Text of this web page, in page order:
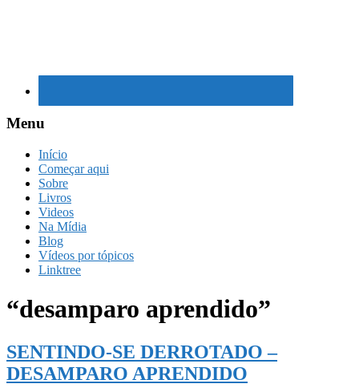
Menu
Início
Começar aqui
Sobre
Livros
Videos
Na Mídia
Blog
Vídeos por tópicos
Linktree
“desamparo aprendido”
SENTINDO-SE DERROTADO –
DESAMPARO APRENDIDO